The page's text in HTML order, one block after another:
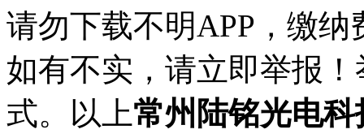
请勿下载不明APP，缴
如有不实，请立即举报
式。以上常州陆铭光电